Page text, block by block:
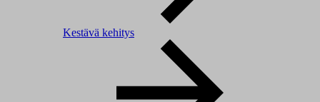
Kestävä kehitys